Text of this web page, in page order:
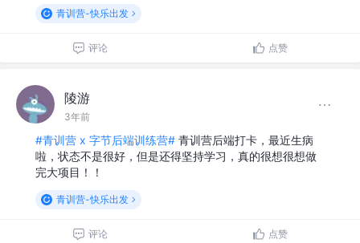
青训营-快乐出发
评论 点赞
陵游
3年前
#青训营 x 字节后端训练营# 青训营后端打卡，最近生病
啦，状态不是很好，但是还得坚持学习，真的很想很想做
完大项目！！
青训营-快乐出发
评论 点赞